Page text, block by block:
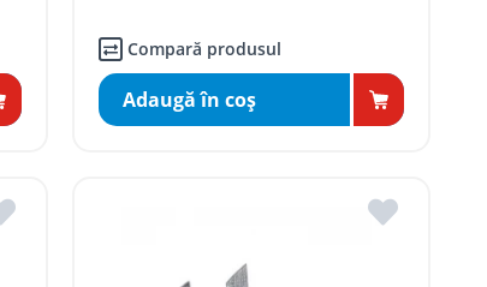
Compară produsul
Adaugă în coş